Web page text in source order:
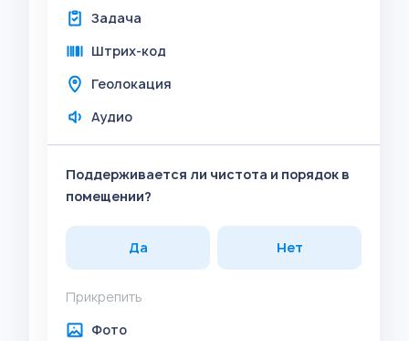
Задача
Штрих-код
Геолокация
Аудио
Поддерживается ли чистота и порядок в
помещении?
Да Нет
Прикрепить
Фото